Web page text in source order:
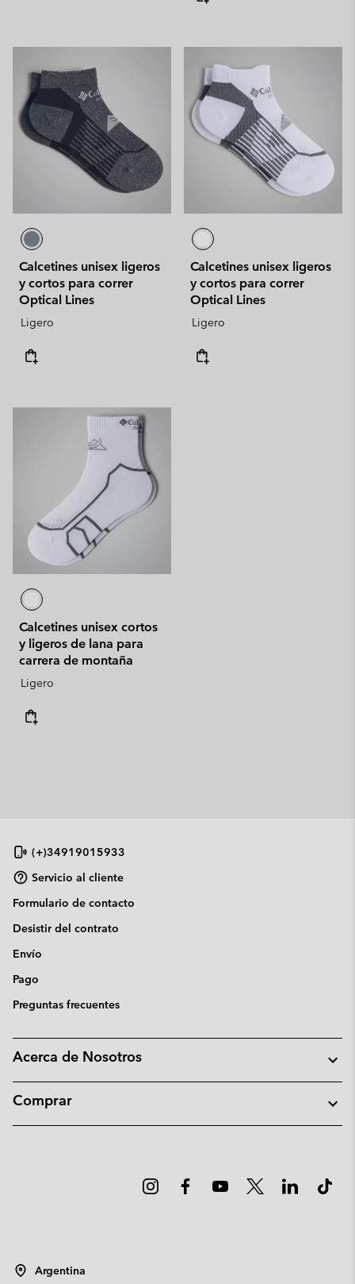
Calcetines unisex ligeros
y cortos para correr
Optical Lines
Ligero
Calcetines unisex ligeros
y cortos para correr
Optical Lines
Ligero
Calcetines unisex cortos
y ligeros de lana para
carrera de montaña
Ligero
(+)34919015933
Servicio al cliente
Formulario de contacto
Desistir del contrato
Envío
Pago
Preguntas frecuentes
Acerca de Nosotros
Comprar
Argentina